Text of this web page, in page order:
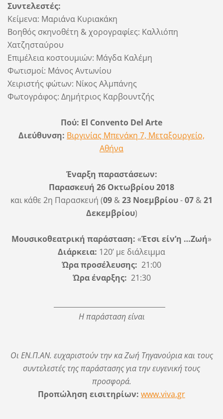
Συντελεστές:
Κείμενα: Μαριάνα Κυριακάκη
Βοηθός σκηνοθέτη & χορογραφίες: Καλλιόπη
Χατζησταύρου
Επιμέλεια κοστουμιών: Μάγδα Καλέμη
Φωτισμοί: Μάνος Αντωνίου
Χειριστής φώτων: Νίκος Αλμπάνης
Φωτογράφος: Δημήτριος Καρβουντζής
Πού: El Convento Del Arte
Διεύθυνση: Βιργινίας Μπενάκη 7, Μεταξουργείο,
Αθήνα
Έναρξη παραστάσεων:
Παρασκευή 26 Οκτωβρίου 2018
και κάθε 2η Παρασκευή (09 &23 Νοεμβρίου-07 &21
Δεκεμβρίου)
Μουσικοθεατρική παράσταση: «Έτσι είν’η …Ζωή»
Διάρκεια: 120’ με διάλειμμα
Ώρα προσέλευσης: 21:00
Ώρα έναρξης: 21:30
Η παράσταση είναι
Οι ΕΝ.Π.ΑΝ. ευχαριστούν την κα Ζωή Τηγανούρια και τους
συντελεστές της παράστασης για την ευγενική τους
προσφορά.
Προπώληση εισιτηρίων: www.viva.gr